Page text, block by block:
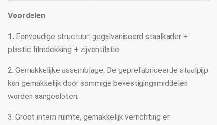
Voordelen
1. Eenvoudige structuur: gegalvaniseerd staalkader +
plastic filmdekking + zijventilatie.
2. Gemakkelijke assemblage: De geprefabriceerde staalpijp
kan gemakkelijk door sommige bevestigingsmiddelen
worden aangesloten.
3. Groot intern ruimte, gemakkelijk verrichting en